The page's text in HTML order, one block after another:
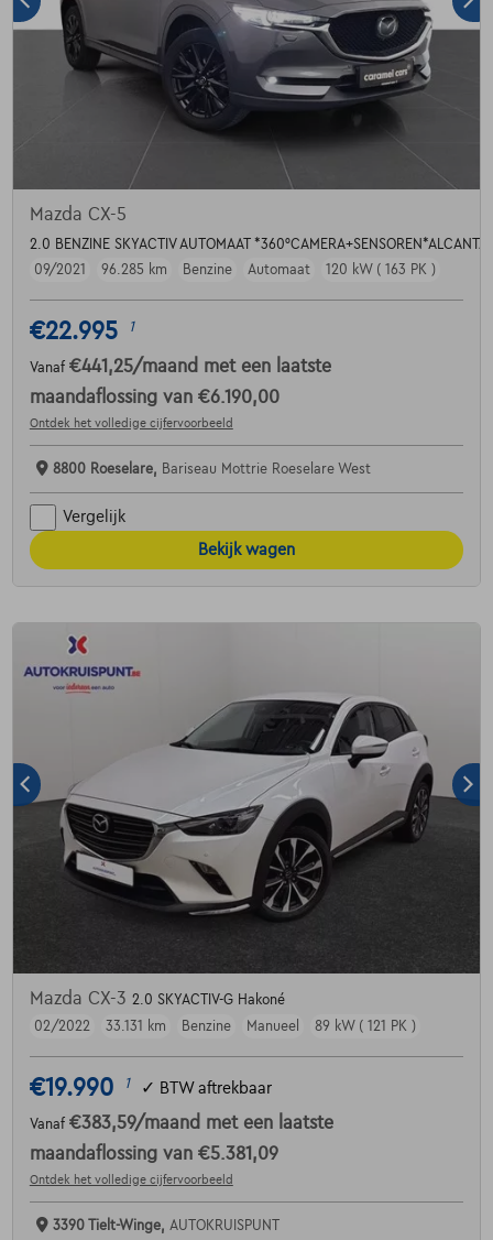
Mazda CX-5
2.0 BENZINE SKYACTIV AUTOMAAT
09/2021
96.285 km Benzine Automaat 120 kW ( 163 PK )
€22.995 1
Vanaf €441,25/maand met een laatste
maandaflossing van €6.190,00
Ontdek het volledige cijfervoorbeeld
8800 Roeselare, Bariseau Mottrie Roeselare West
Vergelijk
Bekijk wagen
Mazda CX-3 2.0 SKYACTIV-G Hakoné
02/2022
33.131 km Benzine Manueel 89 kW ( 121 PK )
€19.990 1 ✓ BTW aftrekbaar
Vanaf €383,59/maand met een laatste
maandaflossing van €5.381,09
Ontdek het volledige cijfervoorbeeld
3390 Tielt-Winge, AUTOKRUISPUNT